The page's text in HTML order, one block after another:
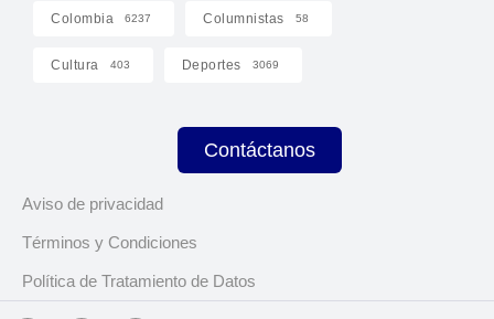
Colombia 6237 Columnistas 58
Cultura 403 Deportes 3069
Contáctanos
Aviso de privacidad
Términos y Condiciones
Política de Tratamiento de Datos